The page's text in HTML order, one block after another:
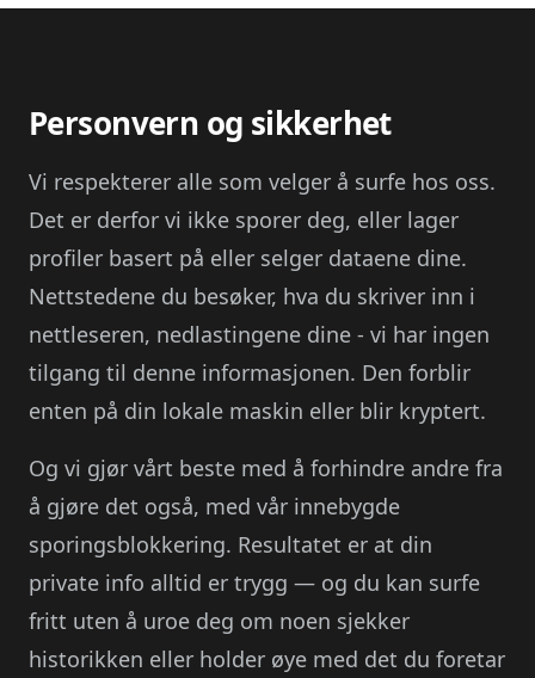
Personvern og sikkerhet
Vi respekterer alle som velger å surfe hos oss.
Det er derfor vi ikke sporer deg, eller lager
profiler basert på eller selger dataene dine.
Nettstedene du besøker, hva du skriver inn i
nettleseren, nedlastingene dine - vi har ingen
tilgang til denne informasjonen. Den forblir
enten på din lokale maskin eller blir kryptert.
Og vi gjør vårt beste med å forhindre andre fra
å gjøre det også, med vår innebygde
sporingsblokkering. Resultatet er at din
private info alltid er trygg — og du kan surfe
fritt uten å uroe deg om noen sjekker
historikken eller holder øye med det du foretar